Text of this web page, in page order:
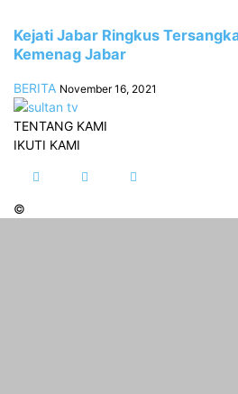
Kejati Jabar Ringkus
Kemenag Jabar
BERITA November 16, 2021
TENTANG KAMI
IKUTI KAMI
©